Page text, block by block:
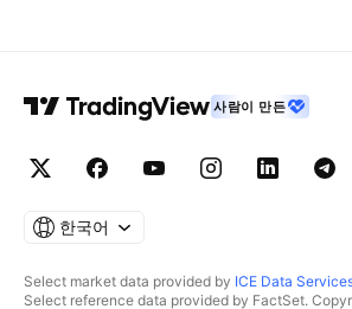
사람이 만든
한국어
Select market data provided by ICE Data
Select reference data provided by FactSet.